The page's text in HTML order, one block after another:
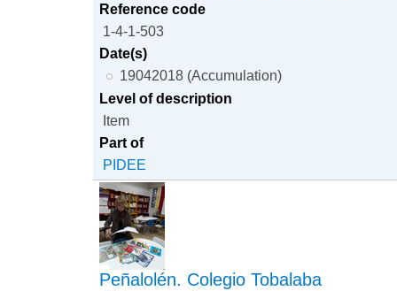
Reference code
1-4-1-503
Date(s)
19042018 (Accumulation)
Level of description
Item
Part of
PIDEE
Peñalolén. Colegio Tobalaba